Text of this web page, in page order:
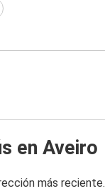
en Aveiro
más reciente.